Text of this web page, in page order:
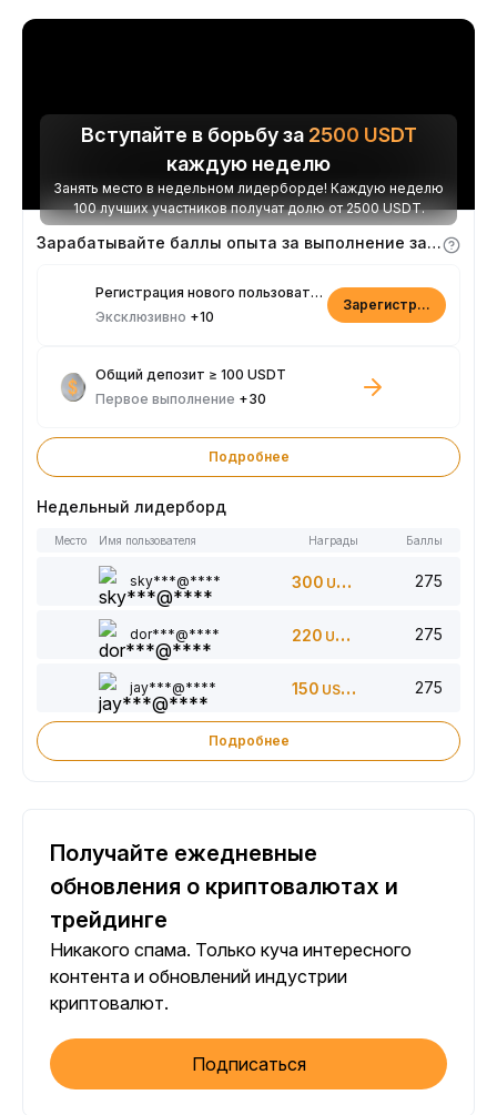
Вступайте в борьбу за 2500 USDT
каждую неделю
Занять место в недельном лидерборде! Каждую неделю
100 лучших участников получат долю от 2500 USDT.
Зарабатывайте баллы опыта за выполнение заданий
Регистрация нового пользователя
Эксклюзивно +10
Зарегистрироваться
Общий депозит ≥ 100 USDT
Первое выполнение +30
Подробнее
Недельный лидерборд
Место Имя пользователя Награды Баллы
sky***@**** 300 USDT 275
dor***@**** 220 USDT 275
jay***@**** 150 USDT 275
Подробнее
Получайте ежедневные
обновления о криптовалютах и
трейдинге
Никакого спама. Только куча интересного
контента и обновлений индустрии
криптовалют.
Подписаться